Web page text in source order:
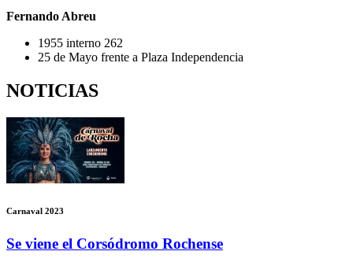
Fernando Abreu
1955 interno 262
25 de Mayo frente a Plaza Independencia
NOTICIAS
Carnaval 2023
Se viene el Corsódromo Rochense